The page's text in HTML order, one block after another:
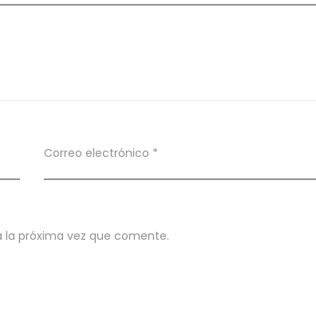
Correo electrónico *
próxima vez que comente.